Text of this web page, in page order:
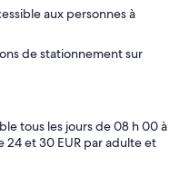
aux personnes à
de stationnement sur
tous les jours de 08 h 00 à
24 et 30 EUR par adulte et